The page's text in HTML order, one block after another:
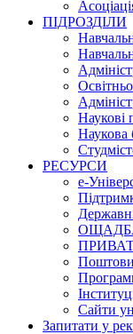
ПІДРОЗДІЛИ
Наукові
Наукова
РЕСУРСИ
е-
Сайти
Запитати у